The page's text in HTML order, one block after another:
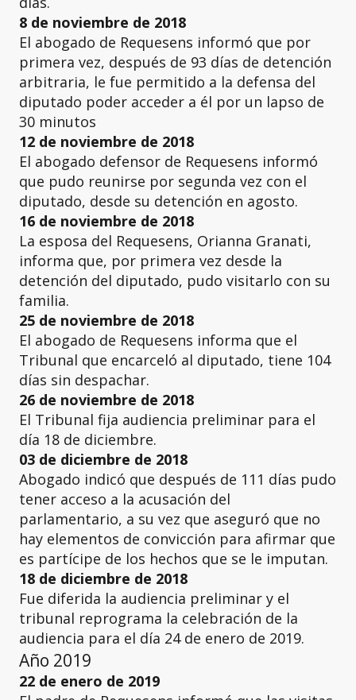
8 de noviembre de 2018
El abogado de Requesens informó que por
primera vez, después de 93 días de detención
arbitraria, le fue permitido a la defensa del
diputado poder acceder a él por un lapso de
30 minutos
12 de noviembre de 2018
El abogado defensor de Requesens informó
que pudo reunirse por segunda vez con el
diputado, desde su detención en agosto.
16 de noviembre de 2018
La esposa del Requesens, Orianna Granati,
informa que, por primera vez desde la
detención del diputado, pudo visitarlo con su
familia.
25 de noviembre de 2018
El abogado de Requesens informa que el
Tribunal que encarceló al diputado, tiene 104
días sin despachar.
26 de noviembre de 2018
El Tribunal fija audiencia preliminar para el
día 18 de diciembre.
03 de diciembre de 2018
Abogado indicó que después de 111 días pudo
tener acceso a la acusación del
parlamentario, a su vez que aseguró que no
hay elementos de convicción para afirmar que
es partícipe de los hechos que se le imputan.
18 de diciembre de 2018
Fue diferida la audiencia preliminar y el
tribunal reprograma la celebración de la
audiencia para el día 24 de enero de 2019.
Año 2019
22 de enero de 2019